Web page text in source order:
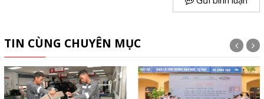
TIN CÙNG CHUYÊN MỤC